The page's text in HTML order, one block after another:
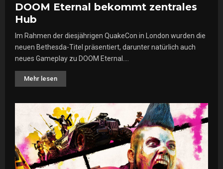
DOOM Eternal bekommt zentrales
Hub
Im Rahmen der diesjährigen QuakeCon in London wurden die
neuen Bethesda-Titel präsentiert, darunter natürlich auch
neues Gameplay zu DOOM Eternal....
Mehr lesen